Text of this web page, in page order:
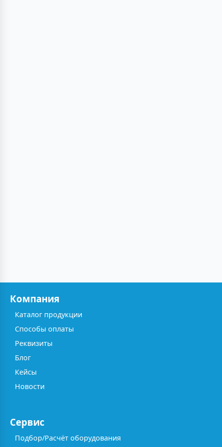
Компания
Каталог продукции
Способы оплаты
Реквизиты
Блог
Кейсы
Новости
Сервис
Подбор/Расчёт оборудования